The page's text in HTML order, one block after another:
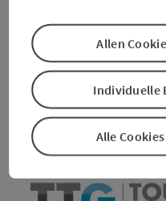
zum Merkzettel
PDF erstellen
powered byTOURDATA
Alle
Individuelle
Allen